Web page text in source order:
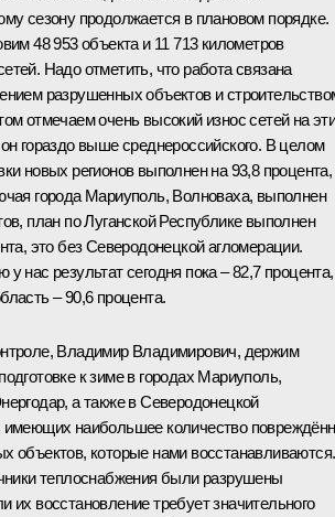
сезону продолжается в плановом порядке.
48 953 объекта и 11 713 километров
Надо отметить, что работа связана
разрушенных объектов и
отмечаем очень высокий износ сетей на
гораздо выше среднероссийского. В целом
новых регионов выполнен на 93,8 процента,
города Мариуполь, Волноваха, выполнен
план по Луганской Республике выполнен
это без Северодонецкой агломерации.
нас результат сегодня пока – 82,7 процента,
– 90,6 процента.
Владимир Владимирович, держим
к зиме в городах Мариуполь,
а также в Северодонецкой
имеющих наибольшее количество
объектов, которые нами восстанавливаются.
теплоснабжения были разрушены
их восстановление требует значительного